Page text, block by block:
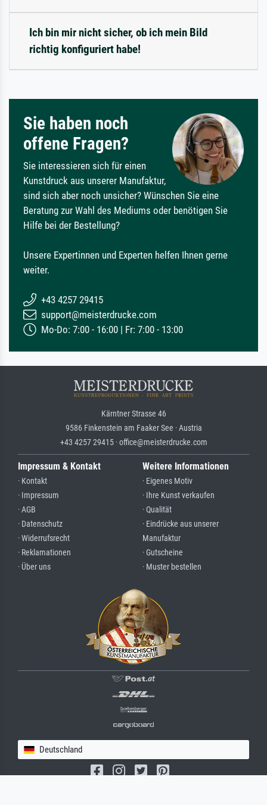
Ich bin mir nicht sicher, ob ich mein Bild
richtig konfiguriert habe!
Sie haben noch
offene Fragen?
Sie interessieren sich für einen
Kunstdruck aus unserer Manufaktur,
sind sich aber noch unsicher? Wünschen Sie eine
Beratung zur Wahl des Mediums oder benötigen Sie
Hilfe bei der Bestellung?
Unsere Expertinnen und Experten helfen Ihnen gerne
weiter.
+43 4257 29415
support@meisterdrucke.com
Mo-Do: 7:00 - 16:00 | Fr: 7:00 - 13:00
Kärntner Strasse 46
9586 Finkenstein am Faaker See · Austria
+43 4257 29415 · office@meisterdrucke.com
Impressum & Kontakt
· Kontakt
· Impressum
· AGB
· Datenschutz
· Widerrufsrecht
· Reklamationen
· Über uns
Weitere Informationen
· Eigenes Motiv
· Ihre Kunst verkaufen
· Qualität
· Eindrücke aus unserer
Manufaktur
· Gutscheine
· Muster bestellen
Deutschland